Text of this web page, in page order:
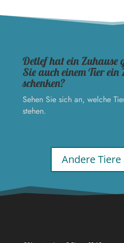
Detlef hat ein Zuhause
Sie auch einem Tier ein
schenken?
Sehen Sie sich an, welche
stehen.
Andere Tiere